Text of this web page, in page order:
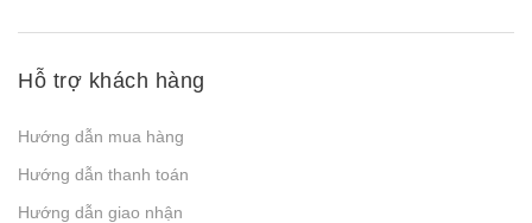
Hỗ trợ khách hàng
Hướng dẫn mua hàng
Hướng dẫn thanh toán
Hướng dẫn giao nhận